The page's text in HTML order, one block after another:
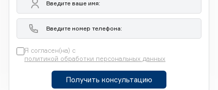
Я согласен(на) с
политикой обработки персональных данных
Получить консультацию